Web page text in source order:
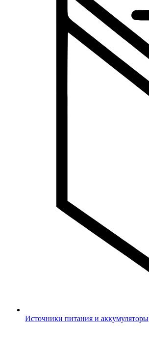
Источники питания и аккумуляторы